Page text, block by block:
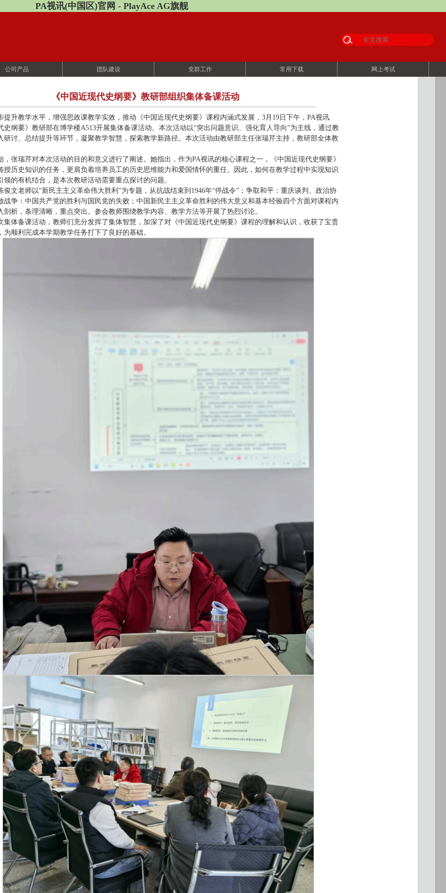
PA视讯(中国区)官网 - PlayAce AG旗舰
公司产品 团队建设 党群工作 常用下载 网上考试
《中国近现代史纲要》教研部组织集体备课活动
提升教学水平，增强思政课教学实效，推动《中国近现代史纲要》课程内涵式发展，3月19日下午，PA视讯
史纲要》教研部在博学楼A513开展集体备课活动。本次活动以“突出问题意识、强化育人导向”为主线，通过教
研讨、总结提升等环节，凝聚教学智慧，探索教学新路径。本次活动由教研部主任张瑞芹主持，教研部全体教
，张瑞芹对本次活动的目的和意义进行了阐述。她指出，作为PA视讯的核心课程之一，《中国近现代史纲要》
授历史知识的任务，更肩负着培养员工的历史思维能力和爱国情怀的重任。因此，如何在教学过程中实现知识
领的有机结合，是本次教研活动需要重点探讨的问题。
俊文老师以“新民主主义革命伟大胜利”为专题，从抗战结束到1946年“停战令”；争取和平：重庆谈判、政治协
战争：中国共产党的胜利与国民党的失败；中国新民主主义革命胜利的伟大意义和基本经验四个方面对课程内
剖析，条理清晰，重点突出。参会教师围绕教学内容、教学方法等开展了热烈讨论。
集体备课活动，教师们充分发挥了集体智慧，加深了对《中国近现代史纲要》课程的理解和认识，收获了宝贵
为顺利完成本学期教学任务打下了良好的基础。